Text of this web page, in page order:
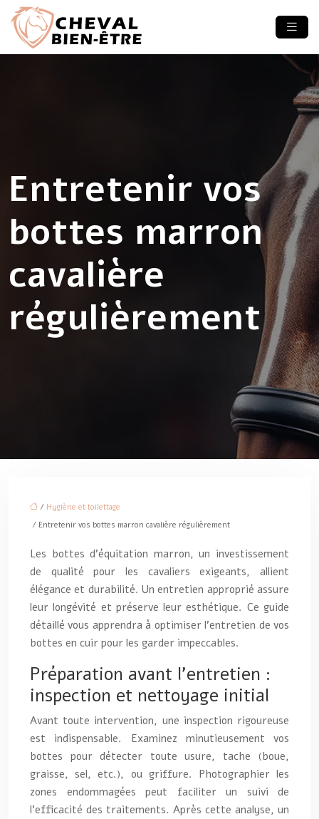
Entretenir vos
bottes marron
cavalière
régulièrement
/ Hygiène et toilettage
/ Entretenir vos bottes marron cavalière régulièrement
Les bottes d’équitation marron, un investissement
de qualité pour les cavaliers exigeants, allient
élégance et durabilité. Un entretien approprié assure
leur longévité et préserve leur esthétique. Ce guide
détaillé vous apprendra à optimiser l’entretien de vos
bottes en cuir pour les garder impeccables.
Préparation avant l’entretien :
inspection et nettoyage initial
Avant toute intervention, une inspection rigoureuse
est indispensable. Examinez minutieusement vos
bottes pour détecter toute usure, tache (boue,
graisse, sel, etc.), ou griffure. Photographier les
zones endommagées peut faciliter un suivi de
l’efficacité des traitements. Après cette analyse, un